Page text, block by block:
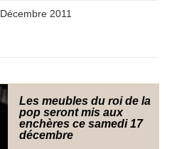
Décembre 2011
Les meubles du roi de la
pop seront mis aux
enchères ce samedi 17
décembre